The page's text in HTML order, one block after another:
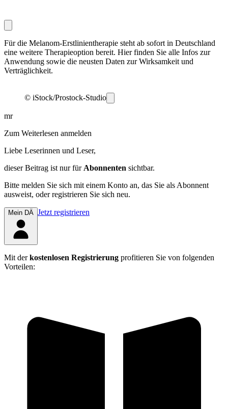
Für die Melanom-Erstlinientherapie steht ab sofort in Deutschland
eine weitere Therapieoption bereit. Hier finden Sie alle Infos zur
Anwendung sowie die neusten Daten zur Wirksamkeit und
Verträglichkeit.
© iStock/Prostock-Studio
mr
Zum Weiterlesen anmelden
Liebe Leserinnen und Leser,
dieser Beitrag ist nur für Abonnenten sichtbar.
Bitte melden Sie sich mit einem Konto an, das Sie als Abonnent
ausweist, oder registrieren Sie sich neu.
Mein DÄ Jetzt registrieren
Mit derkostenlosen Registrierung profitieren Sie von folgenden
Vorteilen: